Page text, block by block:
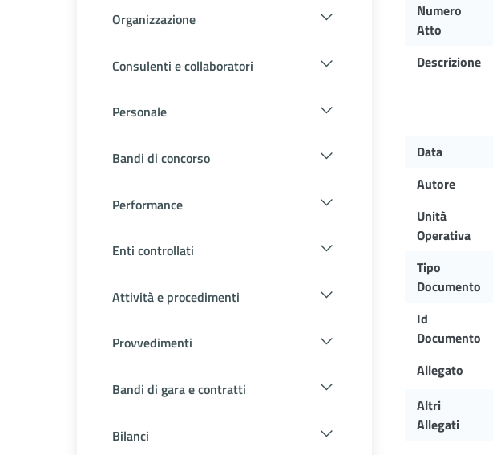
Organizzazione
Consulenti e collaboratori
Personale
Bandi di concorso
Performance
Enti controllati
Attività e procedimenti
Provvedimenti
Bandi di gara e contratti
Bilanci
Numero
Atto
Descrizione
Data
Autore
Unità
Operativa
Tipo
Documento
Id
Documento
Allegato
Altri
Allegati